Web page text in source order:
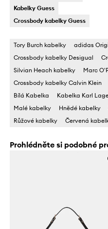
Kabelky Guess
Crossbody kabelky Guess
Tory Burch kabelky
adidas
Crossbody kabelky Desigual
Silvian Heach kabelky
Marc
Crossbody kabelky Calvin Klein
Bílá Kabelka
Kabelka Karl
Malé kabelky
Hnědé kabelky
Růžové kabelky
Červená
Prohlédněte si podobné